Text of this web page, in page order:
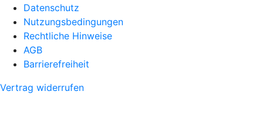
Datenschutz
Nutzungsbedingungen
Rechtliche Hinweise
AGB
Barrierefreiheit
Vertrag widerrufen